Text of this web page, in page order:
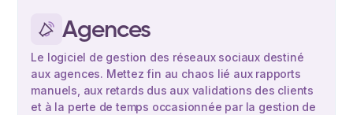
Agences
Le logiciel de gestion des réseaux sociaux destiné
aux agences. Mettez fin au chaos lié aux rapports
manuels, aux retards dus aux validations des clients
et à la perte de temps occasionnée par la gestion de